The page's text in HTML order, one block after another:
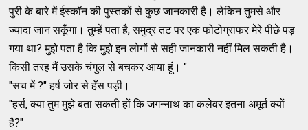
पुरी के बारे में ईस्कॉन की पुस्तकों से कुछ जानकारी है। लेकिन तुमसे और
ज्यादा जान सकूँगा। तुम्हें पता है, समुद्र तट पर एक फोटोग्राफर मेरे पीछे पड़
गया था? मुझे पता है कि मुझे इन लोगों से सही जानकारी नहीं मिल सकती है।
किसी तरह मैं उसके चंगुल से बचकर आया हूं। "
"सच में ?" हर्ष जोर से हँस पड़ी।
"हर्स, क्या तुम मुझे बता सकती हों कि जगन्नाथ का कलेवर इतना अमूर्त क्यों
है?"